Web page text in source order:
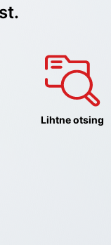
Lihtne otsing